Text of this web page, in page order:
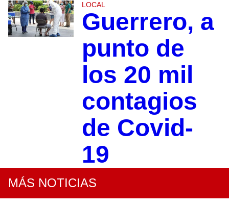
LOCAL
Guerrero, a
punto de
los 20 mil
contagios
de Covid-
19
MÁS NOTICIAS